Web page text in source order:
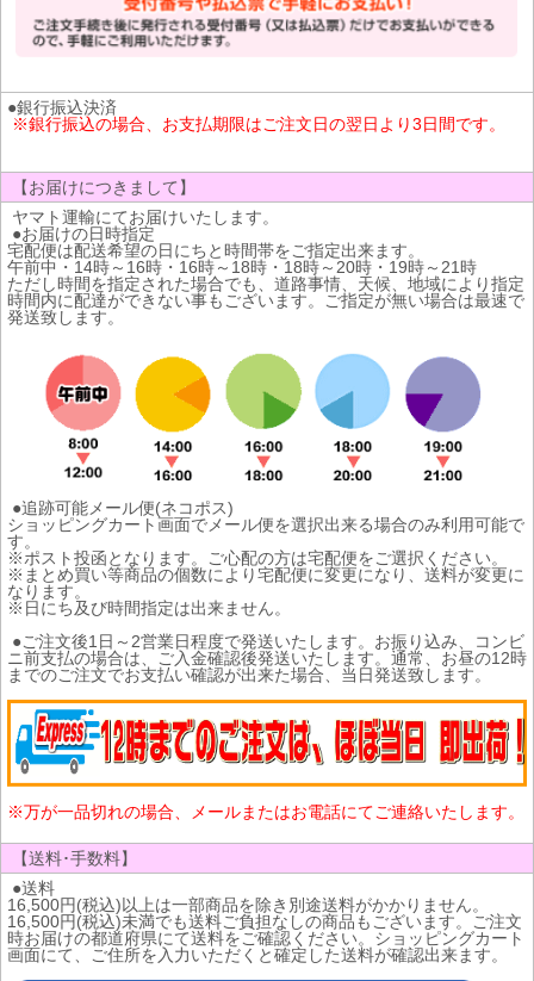
●銀行振込決済
※銀行振込の場合、お支払期限はご注文日の翌日より3日間です。
【お届けにつきまして】
ヤマト運輸にてお届けいたします。
●お届けの日時指定
宅配便は配送希望の日にちと時間帯をご指定出来ます。
午前中・14時～16時・16時～18時・18時～20時・19時～21時
ただし時間を指定された場合でも、道路事情、天候、地域により指定
時間内に配達ができない事もございます。ご指定が無い場合は最速で
発送致します。
●追跡可能メール便(ネコポス)
ショッピングカート画面でメール便を選択出来る場合のみ利用可能で
す。
※ポスト投函となります。ご心配の方は宅配便をご選択ください。
※まとめ買い等商品の個数により宅配便に変更になり、送料が変更に
なります。
※日にち及び時間指定は出来ません。
●ご注文後1日～2営業日程度で発送いたします。お振り込み、コンビ
ニ前支払の場合は、ご入金確認後発送いたします。通常、お昼の12時
までのご注文でお支払い確認が出来た場合、当日発送致します。
※万が一品切れの場合、メールまたはお電話にてご連絡いたします。
【送料･手数料】
●送料
16,500円(税込)以上は一部商品を除き別途送料がかかりません。
16,500円(税込)未満でも送料ご負担なしの商品もございます。ご注文
時お届けの都道府県にて送料をご確認ください。ショッピングカート
画面にて、ご住所を入力いただくと確定した送料が確認出来ます。